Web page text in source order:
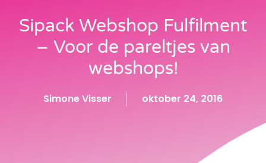
Sipack Webshop Fulfilment
– Voor de pareltjes van
webshops!
Simone Visser oktober 24, 2016